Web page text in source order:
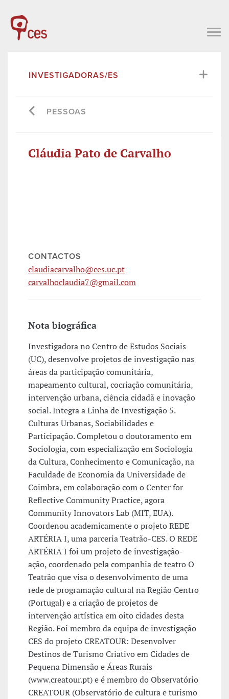
INVESTIGADORAS/ES
PESSOAS
Cláudia Pato de Carvalho
CONTACTOS
claudiacarvalho@ces.uc.pt
carvalhoclaudia7@gmail.com
Nota biográfica
Investigadora no Centro de Estudos Sociais
(UC), desenvolve projetos de investigação nas
áreas da participação comunitária,
mapeamento cultural, cocriação comunitária,
intervenção urbana, ciência cidadã e inovação
social. Integra a Linha de Investigação 5.
Culturas Urbanas, Sociabilidades e
Participação. Completou o doutoramento em
Sociologia, com especialização em Sociologia
da Cultura, Conhecimento e Comunicação, na
Faculdade de Economia da Universidade de
Coimbra, em colaboração com o Center for
Reflective Community Practice, agora
Community Innovators Lab (MIT, EUA).
Coordenou academicamente o projeto REDE
ARTÉRIA I, uma parceria Teatrão-CES. O REDE
ARTÉRIA I foi um projeto de investigação-
ação, coordenado pela companhia de teatro O
Teatrão que visa o desenvolvimento de uma
rede de programação cultural na Região Centro
(Portugal) e a criação de projetos de
intervenção artística em oito cidades desta
Região. Foi membro da equipa de investigação
CES do projeto CREATOUR: Desenvolver
Destinos de Turismo Criativo em Cidades de
Pequena Dimensão e Áreas Rurais
(www.creatour.pt) e é membro do Observatório
CREATOUR (Observatório de cultura e turismo